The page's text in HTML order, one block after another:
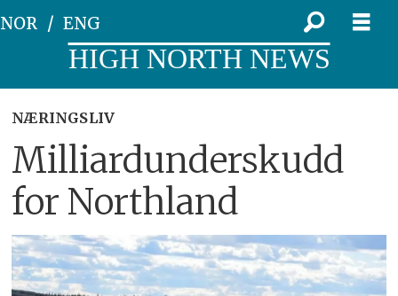
NOR ENG
HIGH NORTH NEWS
NÆRINGSLIV
Milliardunderskudd
for Northland